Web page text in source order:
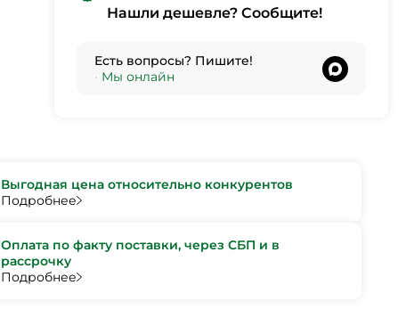
Нашли дешевле? Сообщите!
Есть вопросы? Пишите!
• Мы онлайн
Выгодная цена относительно конкурентов
Подробнее
Оплата по факту поставки, через СБП и в
рассрочку
Подробнее